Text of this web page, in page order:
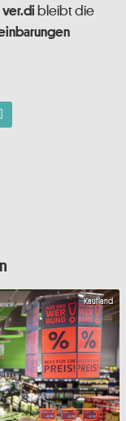
ver.di bleibt die
Kaufland